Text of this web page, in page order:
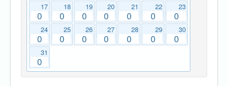
17
0
18
0
19
0
20
0
21
0
22
0
23
0
24
0
25
0
26
0
27
0
28
0
29
0
30
0
31
0